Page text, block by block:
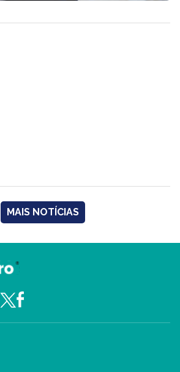
MAIS NOTÍCIAS